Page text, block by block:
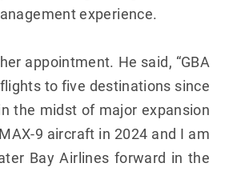
experience.
appointment. He said, “GBA
to five destinations since
the midst of major expansion
9 aircraft in 2024 and I am
Bay Airlines forward in the